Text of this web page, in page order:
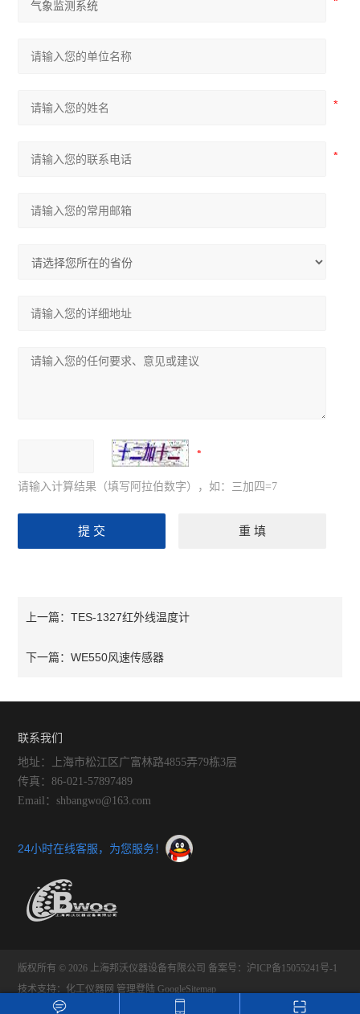
香港希玛
工业设备
实验室设备
离心机
查看全部 >>
请输入计算结果（填写阿拉伯数字），如：三加四=7
上一篇：TES-1327红外线温度计
下一篇：WE550风速传感器
联系我们
地址：上海市松江区广富林路4855弄79栋3层
传真：86-021-57897489
Email：shbangwo@163.com
24小时在线客服，为您服务！
版权所有 © 2026 上海邦沃仪器设备有限公司 备案号：沪ICP备15055241号-1
技术支持：化工仪器网 管理登陆 GoogleSitemap